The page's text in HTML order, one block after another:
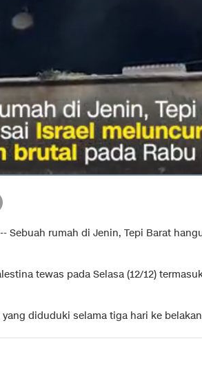
-- Sebuah rumah di Jenin, Tepi Barat
tewas pada Selasa (12/12)
diduduki selama tiga hari ke